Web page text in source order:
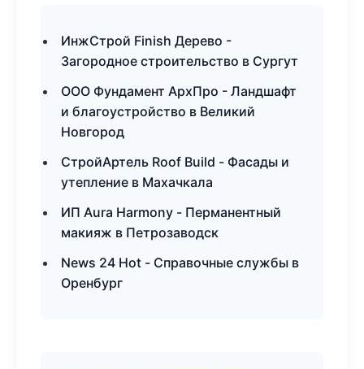
ИнжСтрой Finish Дерево -
Загородное строительство в Сургут
ООО Фундамент АрхПро - Ландшафт
и благоустройство в Великий
Новгород
СтройАртель Roof Build - Фасады и
утепление в Махачкала
ИП Aura Harmony - Перманентный
макияж в Петрозаводск
News 24 Hot - Справочные службы в
Оренбург